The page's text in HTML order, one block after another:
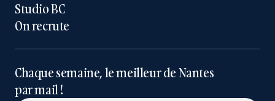
Studio BC
On recrute
Chaque semaine, le meilleur de Nantes
par mail !